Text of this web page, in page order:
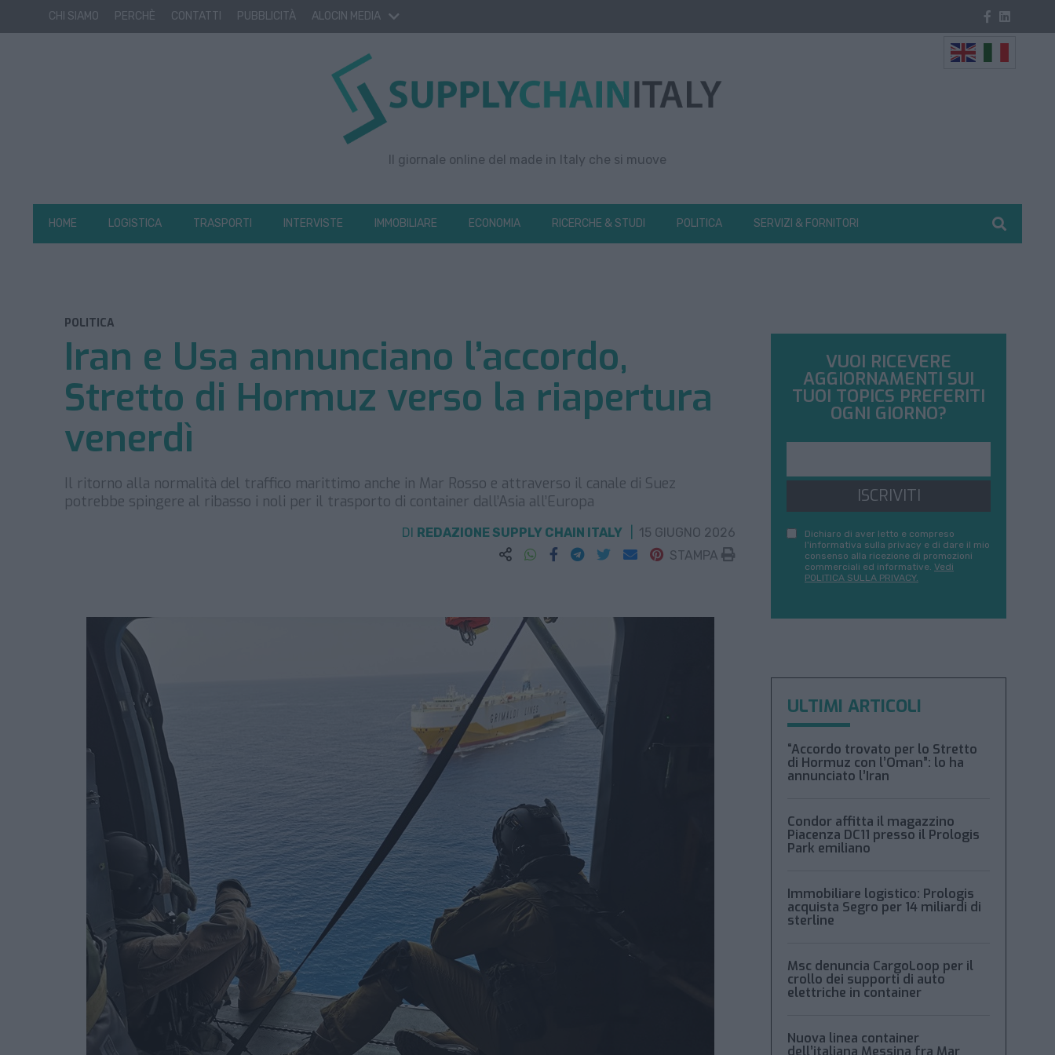
CHI SIAMO PERCHÈ CONTATTI PUBBLICITÀ ALOCIN MEDIA
Il giornale online del made in Italy che si muove
HOME LOGISTICA TRASPORTI INTERVISTE IMMOBILIARE ECONOMIA RICERCHE & STUDI POLITICA SERVIZI & FORNITORI
POLITICA
Iran e Usa annunciano l’accordo,
Stretto di Hormuz verso la riapertura
venerdì
Il ritorno alla normalità del traffico marittimo anche in Mar Rosso e attraverso il canale di Suez
potrebbe spingere al ribasso i noli per il trasporto di container dall’Asia all’Europa
DI REDAZIONE SUPPLY CHAIN ITALY
15 GIUGNO 2026
STAMPA
VUOI RICEVERE
AGGIORNAMENTI SUI
TUOI TOPICS PREFERITI
OGNI GIORNO?
ISCRIVITI
Dichiaro di aver letto e compreso
l'informativa sulla privacy e di dare il mio
consenso alla ricezione di promozioni
commerciali ed informative. Vedi
POLITICA SULLA PRIVACY.
ULTIMI ARTICOLI
“Accordo trovato per lo Stretto
di Hormuz con l’Oman”: lo ha
annunciato l’Iran
Condor affitta il magazzino
Piacenza DC11 presso il Prologis
Park emiliano
Immobiliare logistico: Prologis
acquista Segro per 14 miliardi di
sterline
Msc denuncia CargoLoop per il
crollo dei supporti di auto
elettriche in container
Nuova linea container
dell’italiana Messina fra Mar